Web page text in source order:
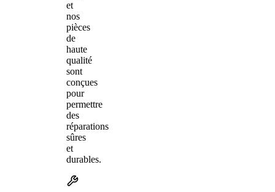
et
nos
pièces
de
haute
qualité
sont
conçues
pour
permettre
des
réparations
sûres
et
durables.